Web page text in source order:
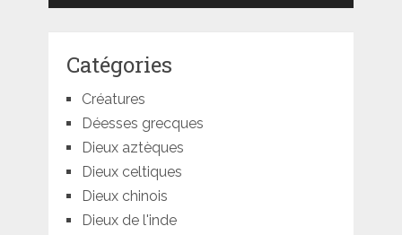
Catégories
Créatures
Déesses grecques
Dieux aztèques
Dieux celtiques
Dieux chinois
Dieux de l'inde